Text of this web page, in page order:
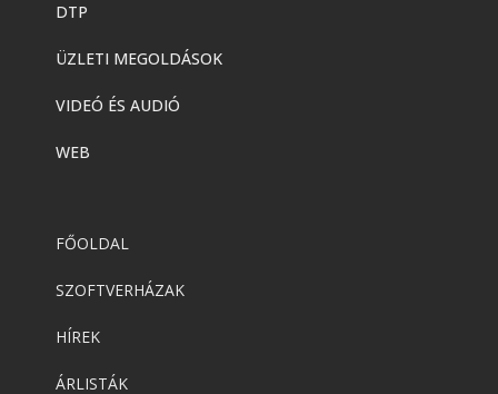
DTP
ÜZLETI MEGOLDÁSOK
VIDEÓ ÉS AUDIÓ
WEB
FŐOLDAL
SZOFTVERHÁZAK
HÍREK
ÁRLISTÁK